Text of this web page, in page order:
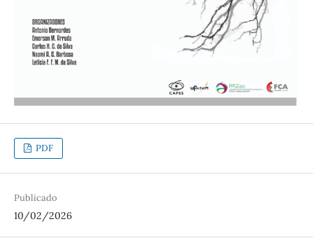
PDF
Publicado
10/02/2026